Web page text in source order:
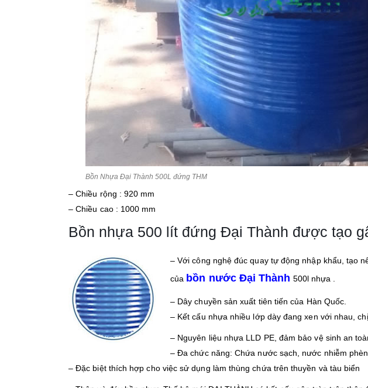
Bồn Nhựa Đại Thành 500L đứng THM
– Chiều rộng : 920 mm
– Chiều cao : 1000 mm
Bồn nhựa 500 lít đứng Đại Thành được tạo
– Với công nghệ đúc quay tự động nhập khẩu, tạo
của bồn nước Đại Thành 500l nhựa .
– Dây chuyền sản xuất tiên tiến của Hàn Quốc.
– Kết cấu nhựa nhiều lớp dày đang xen với nhau,
– Nguyên liệu nhựa LLD PE, đảm bảo vệ sinh an
– Đa chức năng: Chứa nước sạch, nước nhiễm
– Đặc biệt thích hợp cho việc sử dụng làm thùng chứa trên thuyền và tàu biển